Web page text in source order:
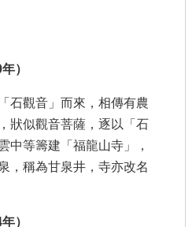
）
石觀音」而來，相傳有農
狀似觀音菩薩，逐以「石
中等籌建「福龍山寺」，
，稱為甘泉井，寺亦改名
）